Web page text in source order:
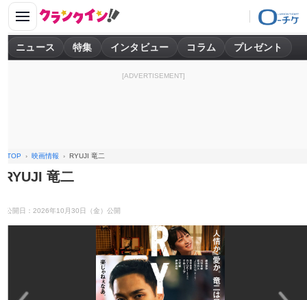
ニュース 特集 インタビュー コラム プレゼント
[ADVERTISEMENT]
TOP 映画情報 RYUJI 竜二
RYUJI 竜二
公開日：2026年10月30日（金）公開